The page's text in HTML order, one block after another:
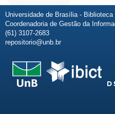
Universidade de Brasília - Biblioteca
Coordenadoria de Gestão da
(61) 3107-2683
repositorio@unb.br